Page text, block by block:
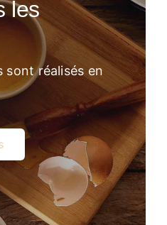
les
sont réalisés en